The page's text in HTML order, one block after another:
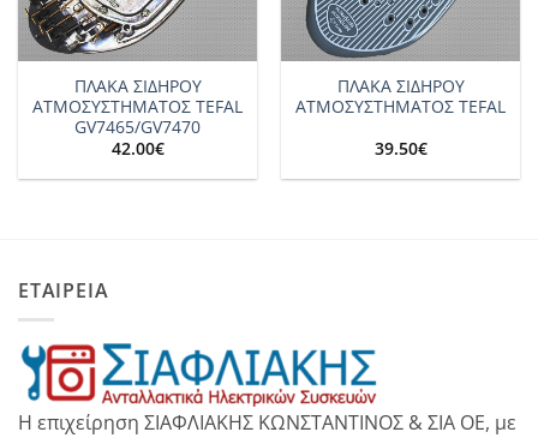
ΠΛΑΚΑ ΣΙΔΗΡΟΥ
ΑΤΜΟΣΥΣΤΗΜΑΤΟΣ TEFAL
GV7465/GV7470
42.00€
ΠΛΑΚΑ ΣΙΔHΡΟΥ
ΑΤΜΟΣΥΣΤΗΜΑΤΟΣ TEFAL
39.50€
ΕΤΑΙΡΕΙΑ
Η επιχείρηση ΣΙΑΦΛΙΑΚΗΣ ΚΩΝΣΤΑΝΤΙΝΟΣ & ΣΙΑ ΟΕ, με